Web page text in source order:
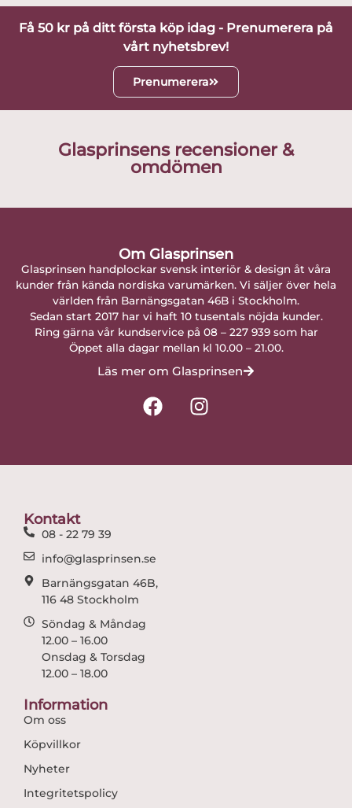
Få 50 kr på ditt första köp idag - Prenumerera på
vårt nyhetsbrev!
Prenumerera
Glasprinsens recensioner &
omdömen
Om Glasprinsen
Glasprinsen handplockar svensk interiör & design åt våra
kunder från kända nordiska varumärken. Vi säljer över hela
världen från Barnängsgatan 46B i Stockholm.
Sedan start 2017 har vi haft 10 tusentals nöjda kunder.
Ring gärna vår kundservice på 08 – 227 939 som har
Öppet alla dagar mellan kl 10.00 – 21.00.
Läs mer om Glasprinsen
F
a
I
n
Kontakt
08 - 22 79 39
info@glasprinsen.se
Barnängsgatan 46B,
116 48 Stockholm
Söndag & Måndag
12.00 – 16.00
Onsdag & Torsdag
12.00 – 18.00
Information
Om oss
Köpvillkor
Nyheter
Integritetspolicy